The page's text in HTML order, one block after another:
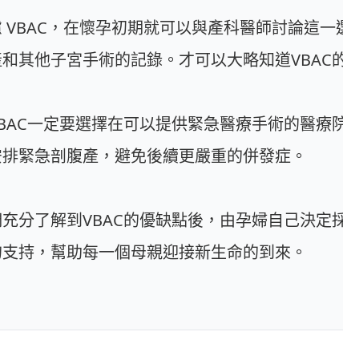
VBAC，在懷孕初期就可以與產科醫師討論這
其他子宮手術的記錄。才可以大略知道VBAC
一定要選擇在可以提供緊急醫療手術的醫
緊急剖腹產，避免後續更嚴重的併發症。
分了解到VBAC的優缺點後，由孕婦自己決
持，幫助每一個母親迎接新生命的到來。